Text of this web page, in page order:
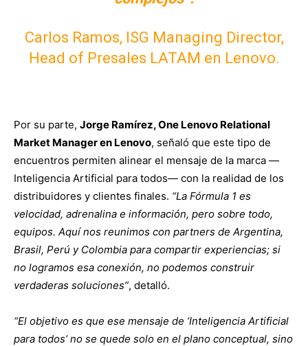
Carlos Ramos, ISG Managing Director,
Head of Presales LATAM en Lenovo.
Por su parte, Jorge Ramírez, One Lenovo Relational
Market Manager en Lenovo, señaló que este tipo de
encuentros permiten alinear el mensaje de la marca —
Inteligencia Artificial para todos— con la realidad de los
distribuidores y clientes finales. “La Fórmula 1 es
velocidad, adrenalina e información, pero sobre todo,
equipos. Aquí nos reunimos con partners de Argentina,
Brasil, Perú y Colombia para compartir experiencias; si
no logramos esa conexión, no podemos construir
verdaderas soluciones”, detalló.
“El objetivo es que ese mensaje de ‘Inteligencia Artificial
para todos’ no se quede solo en el plano conceptual, sino